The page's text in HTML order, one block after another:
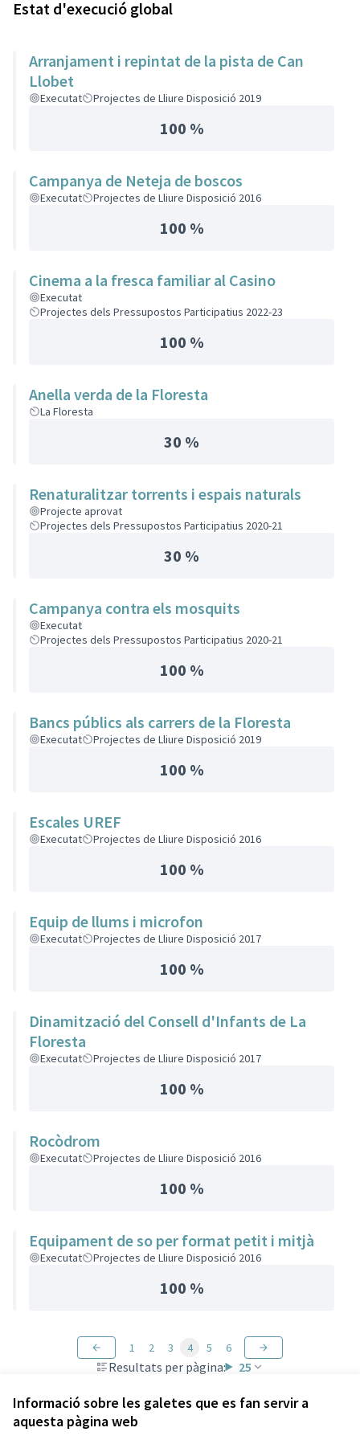
Informació sobre les galetes que es fan servir a
aquesta pàgina web
Estat d'execució global
Arranjament i repintat de la pista de Can
Llobet
Executat Projectes de Lliure Disposició 2019
100 %
Campanya de Neteja de boscos
Executat Projectes de Lliure Disposició 2016
100 %
Cinema a la fresca familiar al Casino
Executat
Projectes dels Pressupostos Participatius 2022-23
100 %
Anella verda de la Floresta
La Floresta
30 %
Renaturalitzar torrents i espais naturals
Projecte aprovat
Projectes dels Pressupostos Participatius 2020-21
30 %
Campanya contra els mosquits
Executat
Projectes dels Pressupostos Participatius 2020-21
100 %
Bancs públics als carrers de la Floresta
Executat Projectes de Lliure Disposició 2019
100 %
Escales UREF
Executat Projectes de Lliure Disposició 2016
100 %
Equip de llums i microfon
Executat Projectes de Lliure Disposició 2017
100 %
Dinamització del Consell d'Infants de La
Floresta
Executat Projectes de Lliure Disposició 2017
100 %
Rocòdrom
Executat Projectes de Lliure Disposició 2016
100 %
Equipament de so per format petit i mitjà
Executat Projectes de Lliure Disposició 2016
100 %
Resultats per pàgina: 25
1 2 3 4 5 6